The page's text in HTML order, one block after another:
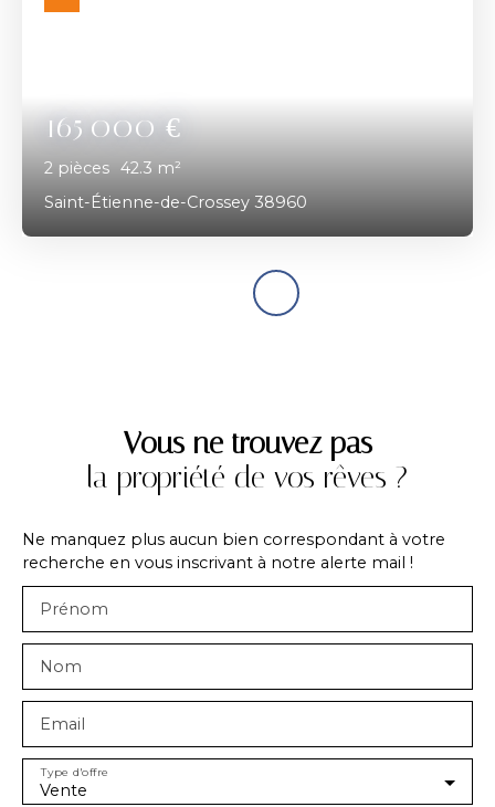
165 000€
2 pièces 42.3 m²
Saint-Étienne-de-Crossey 38960
Vous ne trouvez pas
la propriété de vos rêves ?
Ne manquez plus aucun bien correspondant à votre
recherche en vous inscrivant à notre alerte mail !
Prénom
Nom
Email
Vente
Type d'offre